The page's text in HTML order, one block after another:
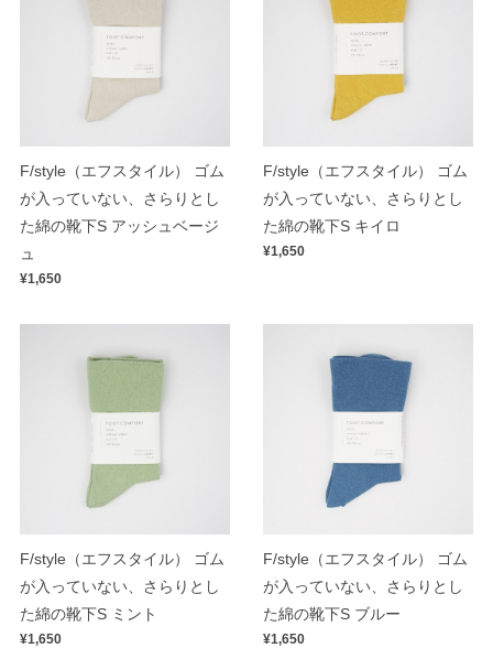
F/style（エフスタイル） ゴム
が入っていない、さらりとし
た綿の靴下S アッシュベージ
ュ
¥1,650
F/style（エフスタイル） ゴム
が入っていない、さらりとし
た綿の靴下S キイロ
¥1,650
F/style（エフスタイル） ゴム
が入っていない、さらりとし
た綿の靴下S ミント
¥1,650
F/style（エフスタイル） ゴム
が入っていない、さらりとし
た綿の靴下S ブルー
¥1,650